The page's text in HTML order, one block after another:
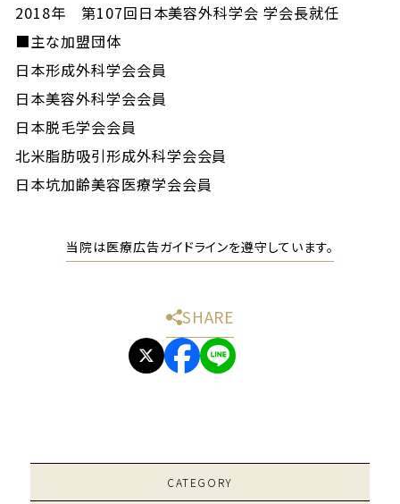
2018年 第107回日本美容外科学会 学会長就任
■主な加盟団体
日本形成外科学会会員
日本美容外科学会会員
日本脱毛学会会員
北米脂肪吸引形成外科学会会員
日本坑加齢美容医療学会会員
当院は医療広告ガイドラインを遵守しています。
SHARE
CATEGORY